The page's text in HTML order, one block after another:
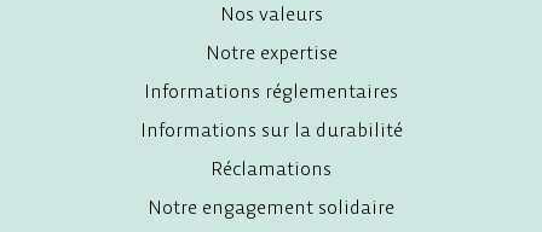
Nos valeurs
Notre expertise
Informations réglementaires
Informations sur la durabilité
Réclamations
Notre engagement solidaire